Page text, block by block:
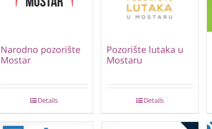
Narodno pozorište
Mostar
Details
Pozorište lutaka u
Mostaru
Details